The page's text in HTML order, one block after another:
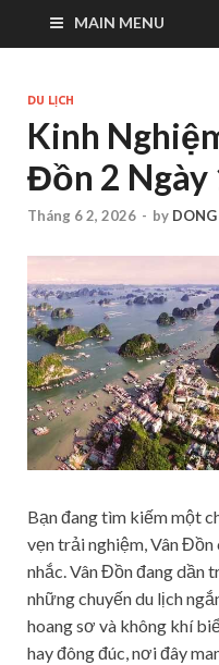
MAIN MENU
DU LỊCH
Kinh
Đồn 2 Ngày
Tháng 6 2, 2026 - by
Bạn đang tìm kiếm một
vẹn trải nghiệm, Vân Đồn
nhắc. Vân Đồn đang dần
những chuyến du lịch
hoang sơ và không khí
hay đông đúc, nơi đây